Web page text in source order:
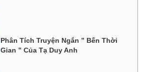
Phân Tích Truyện Ngắn ” Bến Thời
Gian ” Của Tạ Duy Anh